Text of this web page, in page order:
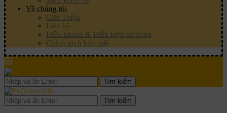
Về chúng tôi
Giới Thiệu
Liên hệ
Điều khoản & Điều kiện sử dụng
Chính sách bảo mật
Tìm kiếm
Tìm kiếm